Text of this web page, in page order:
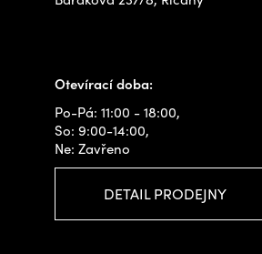
Otevírací doba:
Po-Pá: 11:00 - 18:00,
So: 9:00-14:00,
Ne: Zavřeno
DETAIL PRODEJNY